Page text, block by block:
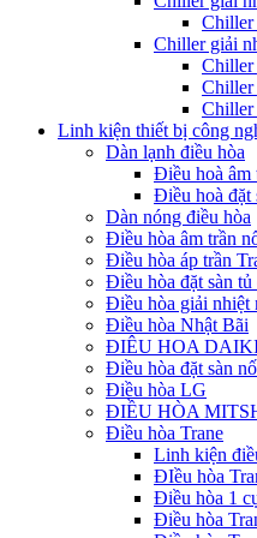
Chiller
Chiller giải
Chiller
Chiller
Chiller
Linh kiện thiết bị công
Dàn lạnh điều hòa
Điều hoà âm
Điều hoà đặt
Dàn nóng điều hòa
Điều hòa âm trần
Điều hòa áp trần
Điều hòa đặt sàn
Điều hòa giải nhiệt
Điều hòa Nhật Bãi
ĐIÊU HOA
Điều hòa đặt sàn
Điều hòa LG
ĐIỀU HÒA
Điều hòa Trane
Linh kiện
ĐIều hòa
Điều hòa 1
Điều hòa